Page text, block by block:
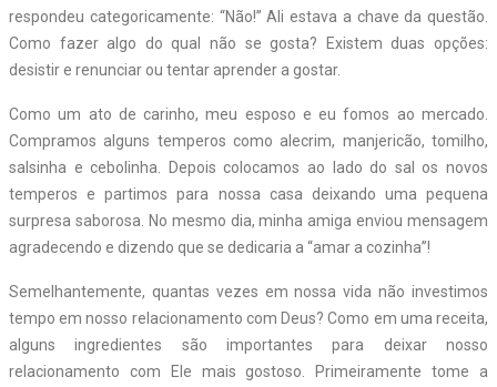
respondeu categoricamente: “Não!” Ali estava a chave da questão.
Como fazer algo do qual não se gosta? Existem duas opções:
desistir e renunciar ou tentar aprender a gostar.
Como um ato de carinho, meu esposo e eu fomos ao mercado.
Compramos alguns temperos como alecrim, manjericão, tomilho,
salsinha e cebolinha. Depois colocamos ao lado do sal os novos
temperos e partimos para nossa casa deixando uma pequena
surpresa saborosa. No mesmo dia, minha amiga enviou mensagem
agradecendo e dizendo que se dedicaria a “amar a cozinha”!
Semelhantemente, quantas vezes em nossa vida não investimos
tempo em nosso relacionamento com Deus? Como em uma receita,
alguns ingredientes são importantes para deixar nosso
relacionamento com Ele mais gostoso. Primeiramente tome a